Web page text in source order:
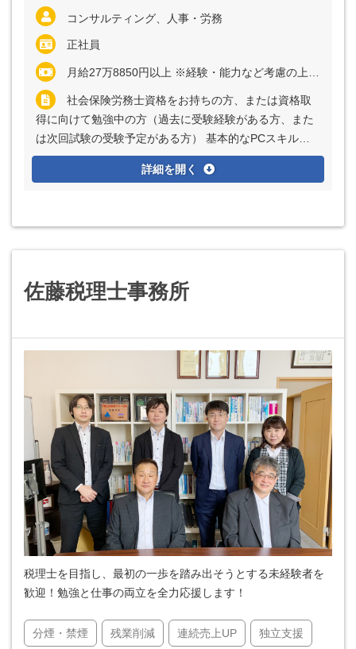
コンサルティング、人事・労務
正社員
月給27万8850円以上 ※経験・能力など考慮の上、決定いたします ※上記に固定残業代（月40時間分＝6万5380円以上）を含む ※超過分は別途全額支給
社会保険労務士資格をお持ちの方、または資格取
得に向けて勉強中の方（過去に受験経験がある方、また
は次回試験の受験予定がある方） 基本的なPCスキル
（Excel、Word、PowerPoint）
詳細を開く
佐藤税理士事務所
税理士を目指し、最初の一歩を踏み出そうとする未経験者を
歓迎！勉強と仕事の両立を全力応援します！
分煙・禁煙 残業削減 連続売上UP 独立支援